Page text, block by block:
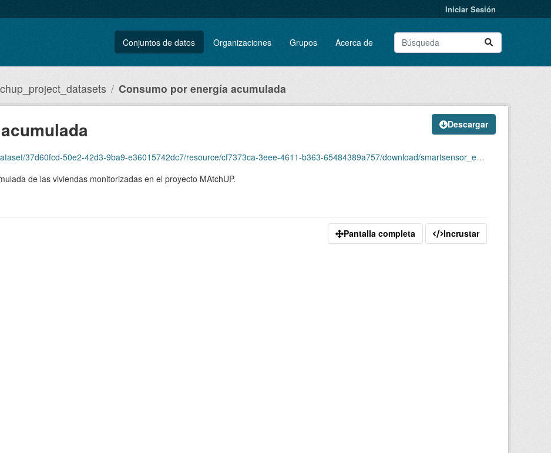
Iniciar Sesión
Conjuntos de datos Organizaciones Grupos Acerca de
Consumo por energía acumulada
Descargar
37d60fcd-50e2-42d3-9ba9-e36015742dc7/resource/cf7373ca-3eee-4611-b363-65484389a757/download/smartsensor_energyaccumulated.zip
de las viviendas monitorizadas en el proyecto MAtchUP.
Pantalla completa Incrustar